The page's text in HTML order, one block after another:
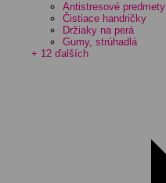
Antistresové predmety
Čistiace handričky
Držiaky na perá
Gumy, strúhadlá
+ 12 ďalších